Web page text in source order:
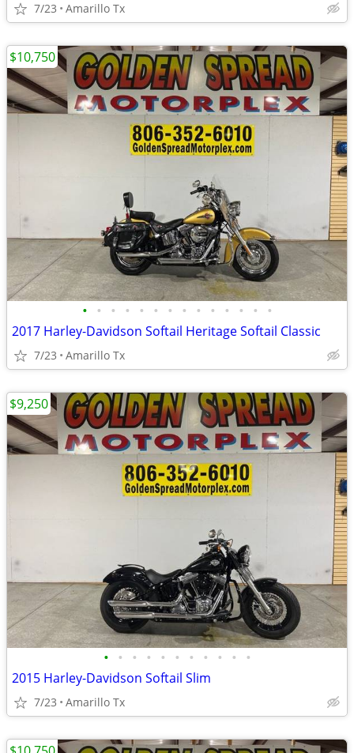
7/23 Amarillo Tx
• • • • • • • • • • • • • •
2017 Harley-Davidson Softail Heritage Softail Classic
7/23 Amarillo Tx
$10,750
• • • • • • • • • • •
2015 Harley-Davidson Softail Slim
7/23 Amarillo Tx
$9,250